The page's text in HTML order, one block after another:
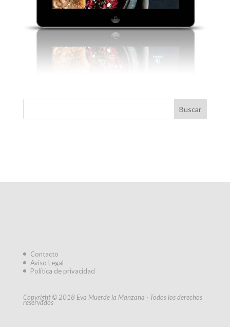
Contacto
Aviso Legal
Política de privacidad
Copyright © 2018 Eva Muerde la Manzana · Todos los derechos
reservados